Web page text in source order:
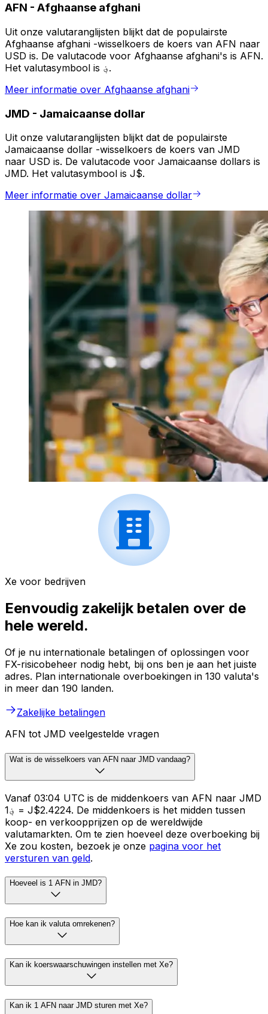
AFN - Afghaanse afghani
Uit onze valutaranglijsten blijkt dat de populairste
Afghaanse afghani -wisselkoers de koers van AFN naar
USD is. De valutacode voor Afghaanse afghani's is AFN.
Het valutasymbool is ؋.
Meer informatie over Afghaanse afghani
JMD - Jamaicaanse dollar
Uit onze valutaranglijsten blijkt dat de populairste
Jamaicaanse dollar -wisselkoers de koers van JMD
naar USD is. De valutacode voor Jamaicaanse dollars is
JMD. Het valutasymbool is J$.
Meer informatie over Jamaicaanse dollar
Xe voor bedrijven
Eenvoudig zakelijk betalen over de
hele wereld.
Of je nu internationale betalingen of oplossingen voor
FX-risicobeheer nodig hebt, bij ons ben je aan het juiste
adres. Plan internationale overboekingen in 130 valuta's
in meer dan 190 landen.
Zakelijke betalingen
AFN tot JMD veelgestelde vragen
Wat is de wisselkoers van AFN naar JMD vandaag?
Vanaf 03:04 UTC is de middenkoers van AFN naar JMD
؋1 = J$2.4224. De middenkoers is het midden tussen
koop- en verkoopprijzen op de wereldwijde
valutamarkten. Om te zien hoeveel deze overboeking bij
Xe zou kosten, bezoek je onze pagina voor het
versturen van geld.
Hoeveel is 1 AFN in JMD?
Hoe kan ik valuta omrekenen?
Kan ik koerswaarschuwingen instellen met Xe?
Kan ik 1 AFN naar JMD sturen met Xe?